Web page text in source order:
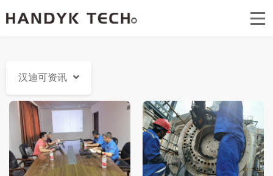
首页
汉迪可资讯
汉迪可公益
汉迪可资讯